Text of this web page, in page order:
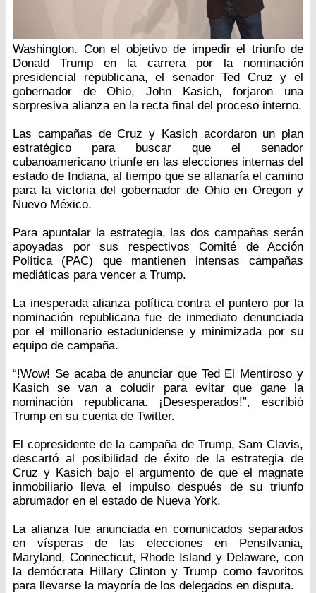
Washington. Con el objetivo de impedir el triunfo de
Donald Trump en la carrera por la nominación
presidencial republicana, el senador Ted Cruz y el
gobernador de Ohio, John Kasich, forjaron una
sorpresiva alianza en la recta final del proceso interno.
Las campañas de Cruz y Kasich acordaron un plan
estratégico para buscar que el senador
cubanoamericano triunfe en las elecciones internas del
estado de Indiana, al tiempo que se allanaría el camino
para la victoria del gobernador de Ohio en Oregon y
Nuevo México.
Para apuntalar la estrategia, las dos campañas serán
apoyadas por sus respectivos Comité de Acción
Política (PAC) que mantienen intensas campañas
mediáticas para vencer a Trump.
La inesperada alianza política contra el puntero por la
nominación republicana fue de inmediato denunciada
por el millonario estadunidense y minimizada por su
equipo de campaña.
“!Wow! Se acaba de anunciar que Ted El Mentiroso y
Kasich se van a coludir para evitar que gane la
nominación republicana. ¡Desesperados!”, escribió
Trump en su cuenta de Twitter.
El copresidente de la campaña de Trump, Sam Clavis,
descartó al posibilidad de éxito de la estrategia de
Cruz y Kasich bajo el argumento de que el magnate
inmobiliario lleva el impulso después de su triunfo
abrumador en el estado de Nueva York.
La alianza fue anunciada en comunicados separados
en vísperas de las elecciones en Pensilvania,
Maryland, Connecticut, Rhode Island y Delaware, con
la demócrata Hillary Clinton y Trump como favoritos
para llevarse la mayoría de los delegados en disputa.